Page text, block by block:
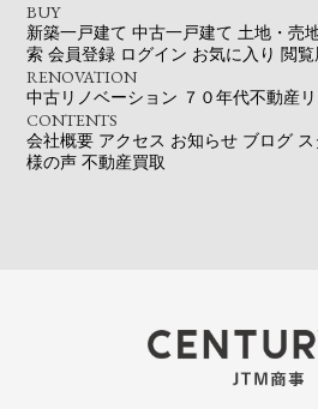
BUY
新築一戸建て 中古一戸建て 土地・売
索 会員登録 ログイン お気に入り 閲
RENOVATION
中古リノベーション ７０年代不動産
CONTENTS
会社概要 アクセス お知らせ ブログ
様の声 不動産買取